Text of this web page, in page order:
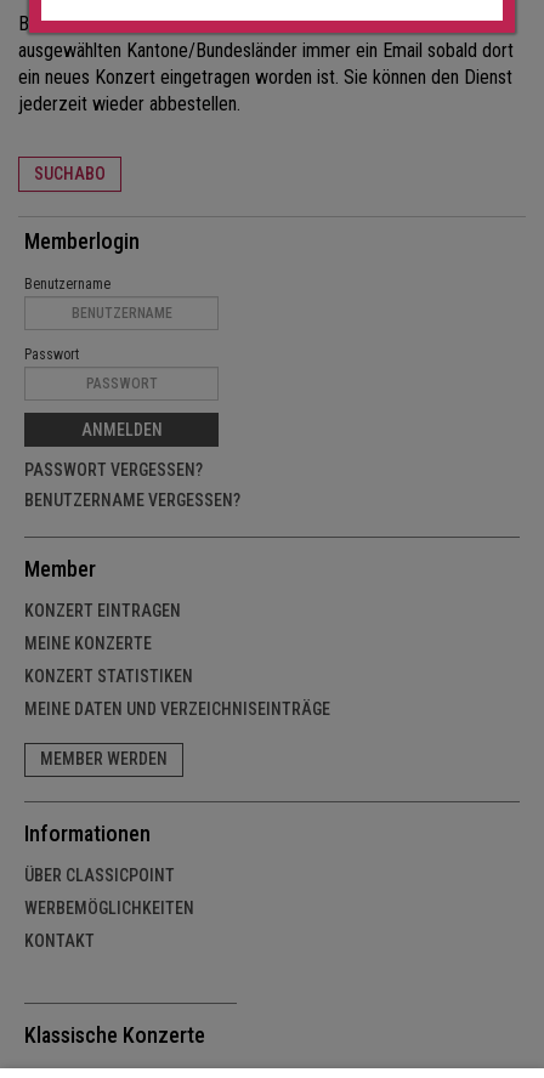
Bei einem Konzert-Suchabo erhalten Sie für die von Ihnen
ausgewählten Kantone/Bundesländer immer ein Email sobald dort
ein neues Konzert eingetragen worden ist. Sie können den Dienst
jederzeit wieder abbestellen.
SUCHABO
Memberlogin
Benutzername
Passwort
ANMELDEN
PASSWORT VERGESSEN?
BENUTZERNAME VERGESSEN?
Member
KONZERT EINTRAGEN
MEINE KONZERTE
KONZERT STATISTIKEN
MEINE DATEN UND VERZEICHNISEINTRÄGE
MEMBER WERDEN
Informationen
ÜBER CLASSICPOINT
WERBEMÖGLICHKEITEN
KONTAKT
Klassische Konzerte